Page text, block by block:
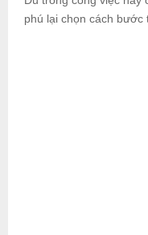
phú lại chọn cách bước